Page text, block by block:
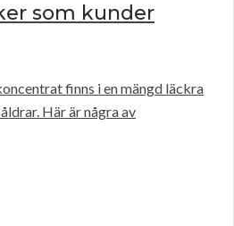
som kunder
finns i en mängd läckra
Här är några av